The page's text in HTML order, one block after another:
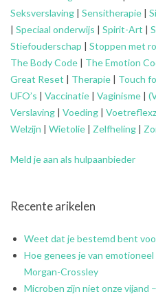
Seksverslaving | Sensitherapie |
| Speciaal onderwijs | Spirit-Art |
Stiefouderschap | Stoppen met
The Body Code | The Emotion
Great Reset | Therapie | Touch
UFO’s | Vaccinatie | Vaginisme |
Verslaving | Voeding |
Welzijn | Wietolie | Zelfheling |
Meld je aan als hulpaanbieder
Recente arikelen
Weet dat je bestemd bent
Hoe genees je van
Morgan-Crossley
Microben zijn niet onze vijand